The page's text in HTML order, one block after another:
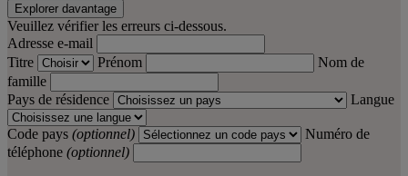
Explorer davantage
Veuillez vérifier les erreurs ci-dessous.
Adresse e-mail
Titre
Prénom
Nom de
famille
Pays de résidence
Langue
Code pays (optionnel)
Numéro de
téléphone (optionnel)